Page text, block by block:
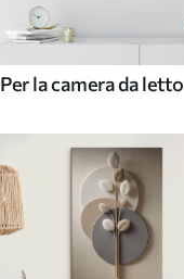
Per la camera da letto